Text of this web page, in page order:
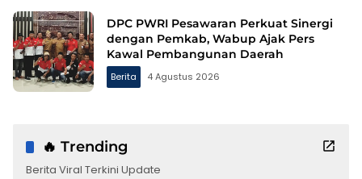
DPC PWRI Pesawaran Perkuat Sinergi
dengan Pemkab, Wabup Ajak Pers
Kawal Pembangunan Daerah
Berita 4 Agustus 2026
🔥 Trending
Berita Viral Terkini Update